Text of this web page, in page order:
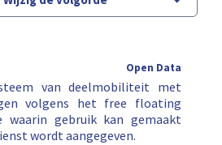
Open Data
van deelmobiliteit met
volgens het free floating
waarin gebruik kan gemaakt
wordt aangegeven.